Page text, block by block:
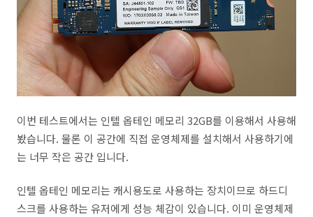
이번 테스트에서는 인텔 옵테인 메모리 32GB를 이용해서 사용해
봤습니다. 물론 이 공간에 직접 운영체제를 설치해서 사용하기에
는 너무 작은 공간 입니다.
인텔 옵테인 메모리는 캐시용도로 사용하는 장치이므로 하드디
스크를 사용하는 유저에게 성능 체감이 있습니다. 이미 운영체제